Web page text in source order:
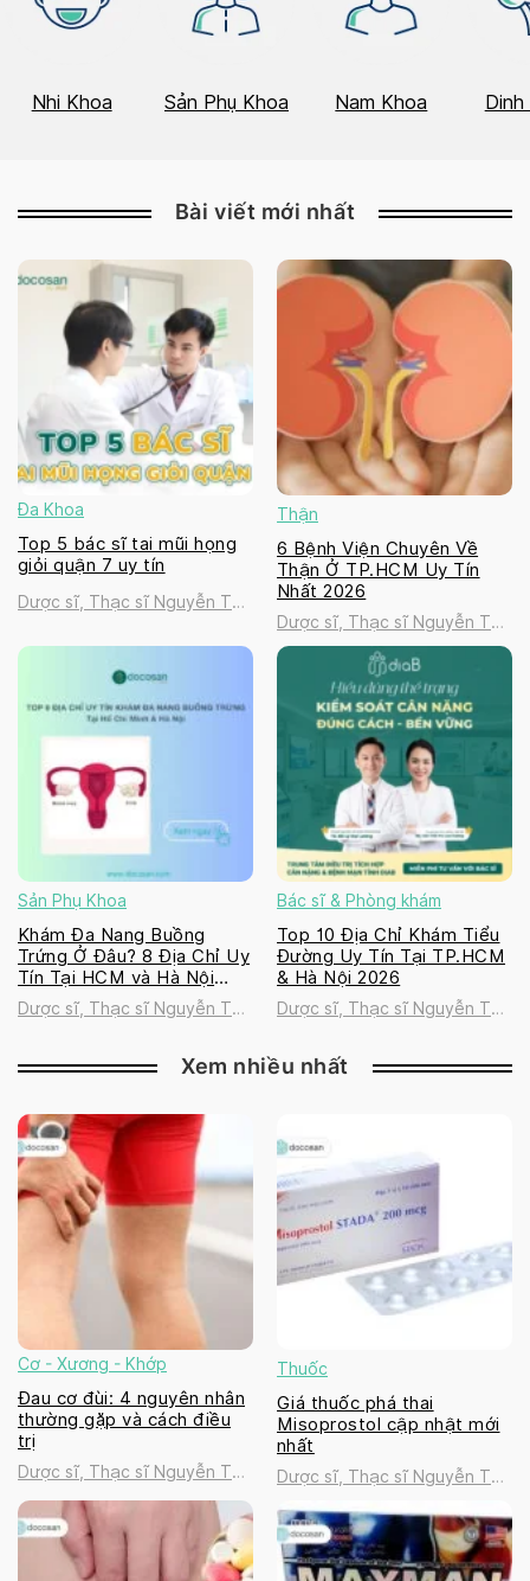
Nhi Khoa Sản Phụ Khoa Nam Khoa Dinh
Bài viết mới nhất
Đa Khoa
Top 5 bác sĩ tai mũi họng
giỏi quận 7 uy tín
Dược sĩ, Thạc sĩ Nguyễn Thị
Thận
6 Bệnh Viện Chuyên Về
Thận Ở TP.HCM Uy Tín
Nhất 2026
Dược sĩ, Thạc sĩ Nguyễn Thị
Thanh Tú
Sản Phụ Khoa
Khám Đa Nang Buồng
Trứng Ở Đâu? 8 Địa Chỉ Uy
Tín Tại HCM và Hà Nội
2026
Dược sĩ, Thạc sĩ Nguyễn Thị
Bác sĩ & Phòng khám
Top 10 Địa Chỉ Khám Tiểu
Đường Uy Tín Tại TP.HCM
& Hà Nội 2026
Dược sĩ, Thạc sĩ Nguyễn Thị
Xem nhiều nhất
Cơ - Xương - Khớp
Đau cơ đùi: 4 nguyên nhân
thường gặp và cách điều
trị
Dược sĩ, Thạc sĩ Nguyễn Thị
Thanh Tú
Thuốc
Giá thuốc phá thai
Misoprostol cập nhật mới
nhất
Dược sĩ, Thạc sĩ Nguyễn Thị